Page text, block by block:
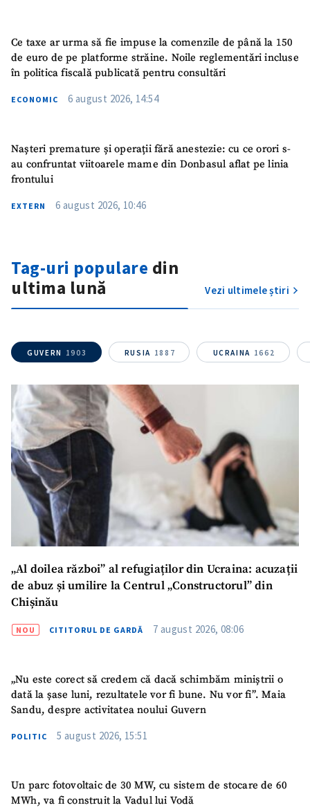
Ce taxe ar urma să fie impuse la comenzile de până la 150
de euro de pe platforme străine. Noile reglementări incluse
în politica fiscală publicată pentru consultări
ECONOMIC 6 august 2026, 14:54
Nașteri premature și operații fără anestezie: cu ce orori s-
au confruntat viitoarele mame din Donbasul aflat pe linia
frontului
EXTERN 6 august 2026, 10:46
Tag-uri populare din
ultima lună
Vezi ultimele știri
GUVERN 1903 RUSIA 1887 UCRAINA 1662
„Al doilea război” al refugiaților din Ucraina: acuzații
de abuz și umilire la Centrul „Constructorul” din
Chișinău
NOU CITITORUL DE GARDĂ 7 august 2026, 08:06
„Nu este corect să credem că dacă schimbăm miniștrii o
dată la șase luni, rezultatele vor fi bune. Nu vor fi”. Maia
Sandu, despre activitatea noului Guvern
POLITIC 5 august 2026, 15:51
Un parc fotovoltaic de 30 MW, cu sistem de stocare de 60
MWh, va fi construit la Vadul lui Vodă